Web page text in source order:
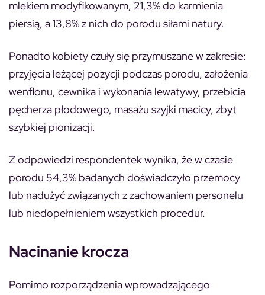
mlekiem modyfikowanym, 21,3% do karmienia
piersią, a 13,8% z nich do porodu siłami natury.
Ponadto kobiety czuły się przymuszane w zakresie:
przyjęcia leżącej pozycji podczas porodu, założenia
wenflonu, cewnika i wykonania lewatywy, przebicia
pęcherza płodowego, masażu szyjki macicy, zbyt
szybkiej pionizacji.
Z odpowiedzi respondentek wynika, że w czasie
porodu 54,3% badanych doświadczyło przemocy
lub nadużyć związanych z zachowaniem personelu
lub niedopełnieniem wszystkich procedur.
Nacinanie krocza
Pomimo rozporządzenia wprowadzającego